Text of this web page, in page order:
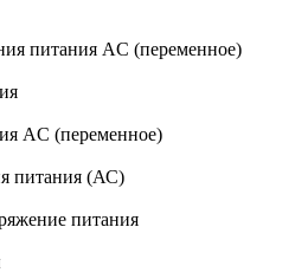
питания AC (переменное)
AC (переменное)
питания (АС)
питания